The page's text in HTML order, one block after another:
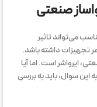
صنعتی
می‌تواند تاثیر
تجهیزات داشته باشد.
ایرواشر است. اما آیا
سوال، باید به بررسی